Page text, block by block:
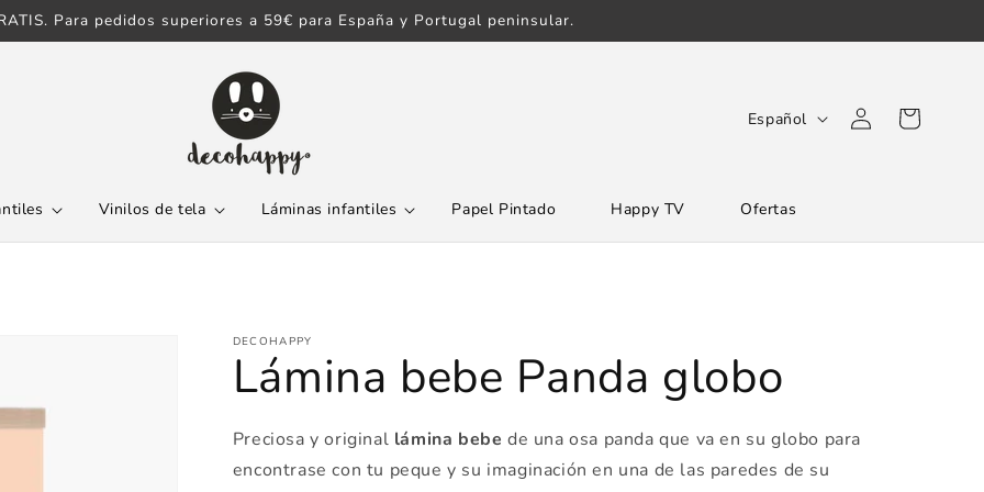
Para pedidos superiores a 59€ para España y Portugal peninsular.
Vinilos de tela Láminas infantiles Papel Pintado Happy TV Ofertas
o
m
Español
Iniciar
sesión
Carrito
DECOHAPPY
Lámina bebe Panda globo
Preciosa y original lámina bebe de una osa panda que va en su globo para
encontrase con tu peque y su imaginación en una de las paredes de su